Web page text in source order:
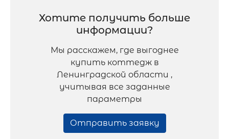
Хотите получить больше
информации?
Мы расскажем, где выгоднее
купить коттедж в
Ленинградской области ,
учитывая все заданные
параметры
Отправить заявку